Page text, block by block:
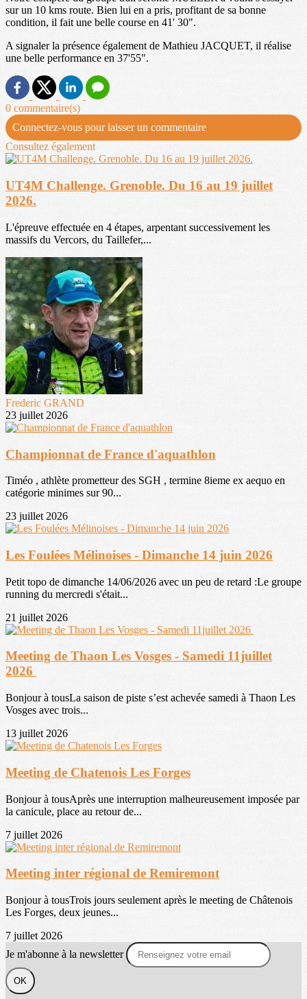
sur un 10 kms route. Bien lui en a pris, profitant de sa bonne
condition, il fait une belle course en 41' 30".
A signaler la présence également de Mathieu JACQUET, il réalise
une belle performance en 37'55".
0 commentaire(s)
Connectez-vous pour laisser un commentaire
Consultez également
UT4M Challenge. Grenoble. Du 16 au 19 juillet
2026.
L'épreuve effectuée en 4 étapes, arpentant successivement les
massifs du Vercors, du Taillefer,...
Frederic GRAND
23 juillet 2026
Championnat de France d'aquathlon
Timéo , athlète prometteur des SGH , termine 8ieme ex aequo en
catégorie minimes sur 90...
23 juillet 2026
Les Foulées Mélinoises - Dimanche 14 juin 2026
Petit topo de dimanche 14/06/2026 avec un peu de retard :Le groupe
running du mercredi s'était...
21 juillet 2026
Meeting de Thaon Les Vosges - Samedi 11juillet
2026
Bonjour à tousLa saison de piste s’est achevée samedi à Thaon Les
Vosges avec trois...
13 juillet 2026
Meeting de Chatenois Les Forges
Bonjour à tousAprès une interruption malheureusement imposée par
la canicule, place au retour de...
7 juillet 2026
Meeting inter régional de Remiremont
Bonjour à tousTrois jours seulement après le meeting de Châtenois
Les Forges, deux jeunes...
7 juillet 2026
Je m'abonne à la newsletter
OK